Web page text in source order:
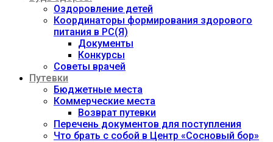
Оздоровление детей
Координаторы формирования здорового
питания в РС(Я)
Документы
Конкурсы
Советы врачей
Путевки
Бюджетные места
Коммерческие места
Возврат путевки
Перечень документов для поступления
Что брать с собой в Центр «Сосновый бор»